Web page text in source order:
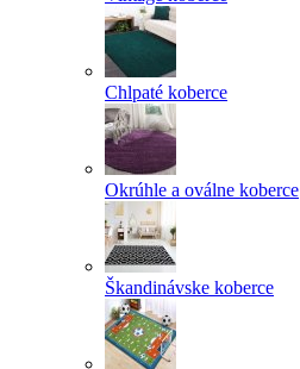
Chlpaté koberce
Okrúhle a oválne koberce
Škandinávske koberce